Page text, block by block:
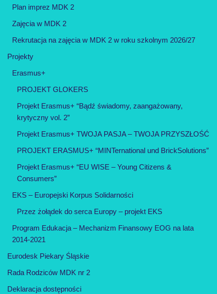
Plan imprez MDK 2
Zajęcia w MDK 2
Rekrutacja na zajęcia w MDK 2 w roku szkolnym 2026/27
Projekty
Erasmus+
PROJEKT GLOKERS
Projekt Erasmus+ “Bądź świadomy, zaangażowany,
krytyczny vol. 2”
Projekt Erasmus+ TWOJA PASJA – TWOJA PRZYSZŁOŚĆ
PROJEKT ERASMUS+ “MINTernational und BrickSolutions”
Projekt Erasmus+ “EU WISE – Young Citizens &
Consumers”
EKS – Europejski Korpus Solidarności
Przez żołądek do serca Europy – projekt EKS
Program Edukacja – Mechanizm Finansowy EOG na lata
2014-2021
Eurodesk Piekary Śląskie
Rada Rodziców MDK nr 2
Deklaracja dostępności